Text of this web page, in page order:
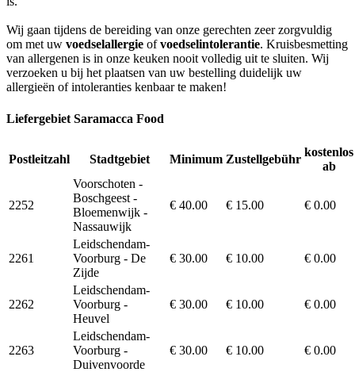
Wij gaan tijdens de bereiding van onze gerechten zeer zorgvuldig
om met uw voedselallergie ofvoedselintolerantie. Kruisbesmetting
van allergenen is in onze keuken nooit volledig uit te sluiten. Wij
verzoeken u bij het plaatsen van uw bestelling duidelijk uw
allergieën of intoleranties kenbaar te maken!
Liefergebiet Saramacca Food
Postleitzahl Stadtgebiet Minimum Zustellgebühr
kostenlos
ab
2252
Voorschoten -
Boschgeest -
Bloemenwijk -
Nassauwijk
€ 40.00 € 15.00 € 0.00
2261
Leidschendam-
Voorburg - De
Zijde
€ 30.00 € 10.00 € 0.00
2262
Leidschendam-
Voorburg -
Heuvel
€ 30.00 € 10.00 € 0.00
2263
Leidschendam-
Voorburg -
Duivenvoorde
€ 30.00 € 10.00 € 0.00